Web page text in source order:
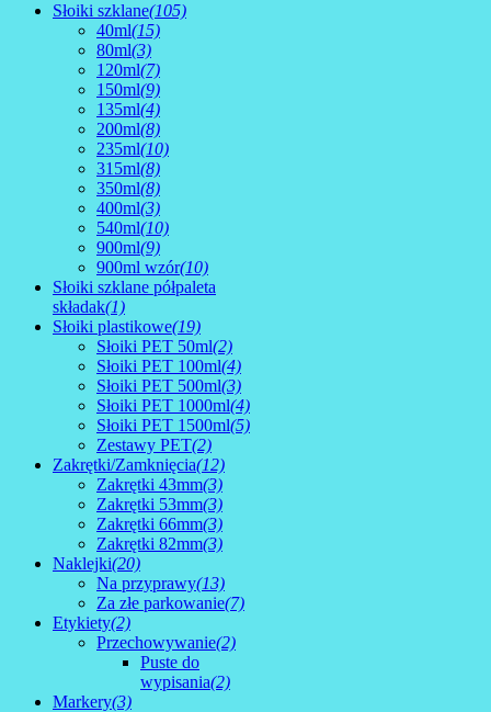
Słoiki szklane(105)
40ml(15)
80ml(3)
120ml(7)
150ml(9)
135ml(4)
200ml(8)
235ml(10)
315ml(8)
350ml(8)
400ml(3)
540ml(10)
900ml(9)
900ml wzór(10)
Słoiki szklane półpaleta
składak(1)
Słoiki plastikowe(19)
Słoiki PET 50ml(2)
Słoiki PET 100ml(4)
Słoiki PET 500ml(3)
Słoiki PET 1000ml(4)
Słoiki PET 1500ml(5)
Zestawy PET(2)
Zakrętki/Zamknięcia(12)
Zakrętki 43mm(3)
Zakrętki 53mm(3)
Zakrętki 66mm(3)
Zakrętki 82mm(3)
Naklejki(20)
Na przyprawy(13)
Za złe parkowanie(7)
Etykiety(2)
Przechowywanie(2)
Puste do
wypisania(2)
Markery(3)